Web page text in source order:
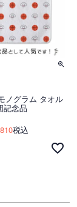
ノグラム タオル
記念品
810税込